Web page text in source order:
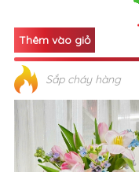
Sắp cháy hàng